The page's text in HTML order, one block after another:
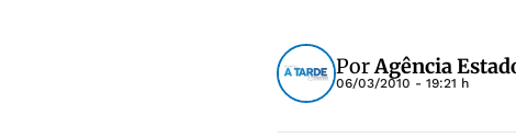
PorAgência
06/03/2010 - 19:21 h